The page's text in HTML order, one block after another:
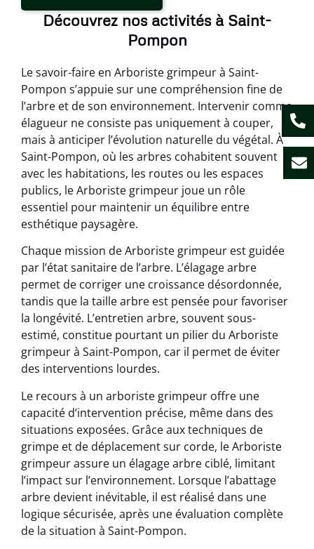
Découvrez nos activités à Saint-
Pompon
Le savoir-faire en Arboriste grimpeur à Saint-
Pompon s’appuie sur une compréhension fine de
l’arbre et de son environnement. Intervenir comme
élagueur ne consiste pas uniquement à couper,
mais à anticiper l’évolution naturelle du végétal. À
Saint-Pompon, où les arbres cohabitent souvent
avec les habitations, les routes ou les espaces
publics, le Arboriste grimpeur joue un rôle
essentiel pour maintenir un équilibre entre
esthétique paysagère.
Chaque mission de Arboriste grimpeur est guidée
par l’état sanitaire de l’arbre. L’élagage arbre
permet de corriger une croissance désordonnée,
tandis que la taille arbre est pensée pour favoriser
la longévité. L’entretien arbre, souvent sous-
estimé, constitue pourtant un pilier du Arboriste
grimpeur à Saint-Pompon, car il permet de éviter
des interventions lourdes.
Le recours à un arboriste grimpeur offre une
capacité d’intervention précise, même dans des
situations exposées. Grâce aux techniques de
grimpe et de déplacement sur corde, le Arboriste
grimpeur assure un élagage arbre ciblé, limitant
l’impact sur l’environnement. Lorsque l’abattage
arbre devient inévitable, il est réalisé dans une
logique sécurisée, après une évaluation complète
de la situation à Saint-Pompon.